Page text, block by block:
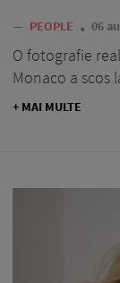
— PEOPLE 06
O fotografie
Monaco a scos
+ MAI MULTE